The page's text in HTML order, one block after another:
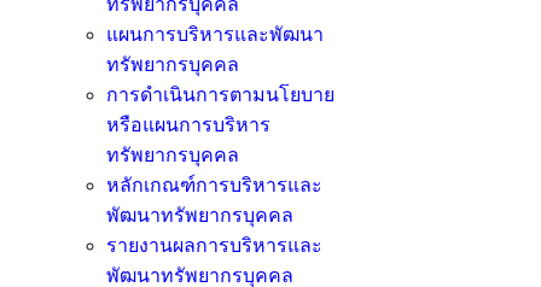
ทรัพยากรบุคคล
แผนการบริหารและพัฒนา
ทรัพยากรบุคคล
การดำเนินการตามนโยบาย
หรือแผนการบริหาร
ทรัพยากรบุคคล
หลักเกณฑ์การบริหารและ
พัฒนาทรัพยากรบุคคล
รายงานผลการบริหารและ
พัฒนาทรัพยากรบุคคล